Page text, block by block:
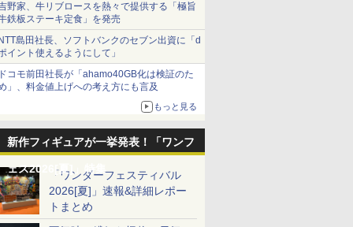
野家、牛リブロースを熱々で提供する「極旨
鉄板ステーキ定食」を発売
島田社長、ソフトバンクのセブン出資に「d
イント使えるようにして」
コモ前田社長が「ahamo40GB化は検証のた
」、料金値上げへの考え方にも言及
もっと見る
新作フィギュアが一挙発表！「ワンフ
ェス2026[夏]」特集「ワンダーフェスティバル
2026[夏]」速報&詳細レポー
トまとめ